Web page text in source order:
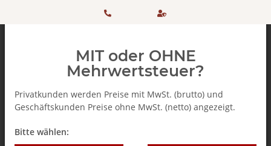
+ 49
506 98
einkaufen
SSL
MIT oder OHNE
Mehrwertsteuer?
Privatkunden werden Preise mit MwSt. (brutto) und
Geschäftskunden Preise ohne MwSt. (netto) angezeigt.
Bitte wählen: